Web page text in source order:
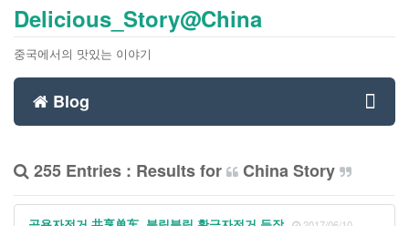
Delicious_Story@China
중국에서의 맛있는 이야기
Blog
255 Entries : Results for China Story